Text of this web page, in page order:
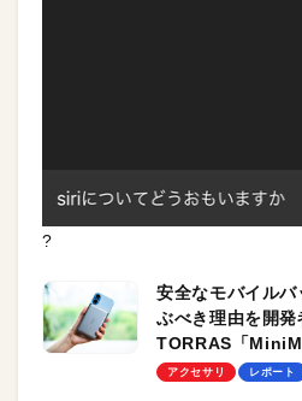
?
安全なモバイル
ぶべき理由を開発
TORRAS「
ーも
アクセサリ レポート